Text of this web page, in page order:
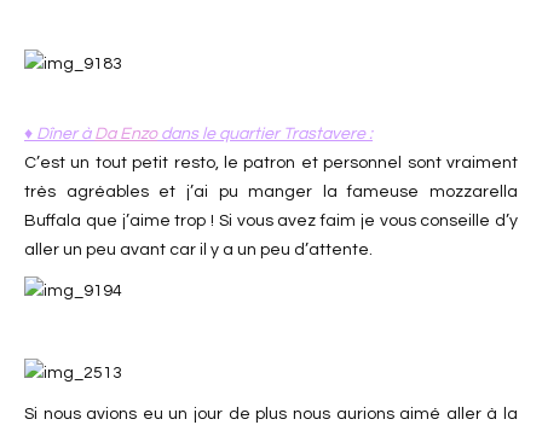
♦ Dîner à Da Enzodans le quartier Trastavere :
C’est un tout petit resto, le patron et personnel sont vraiment
très agréables et j’ai pu manger la fameuse mozzarella
Buffala que j’aime trop ! Si vous avez faim je vous conseille d’y
aller un peu avant car il y a un peu d’attente.
Si nous avions eu un jour de plus nous aurions aimé aller à la